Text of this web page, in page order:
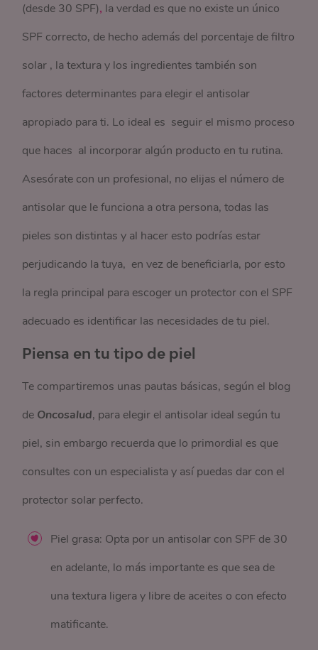
(desde 30 SPF), la verdad es que no existe un único
SPF correcto, de hecho además del porcentaje de filtro
solar , la textura y los ingredientes también son
factores determinantes para elegir el antisolar
apropiado para ti. Lo ideal es seguir el mismo proceso
que haces al incorporar algún producto en tu rutina.
Asesórate con un profesional, no elijas el número de
antisolar que le funciona a otra persona, todas las
pieles son distintas y al hacer esto podrías estar
perjudicando la tuya, en vez de beneficiarla, por esto
la regla principal para escoger un protector con el SPF
adecuado es identificar las necesidades de tu piel.
Piensa en tu tipo de piel
Te compartiremos unas pautas básicas, según el blog
de Oncosalud, para elegir el antisolar ideal según tu
piel, sin embargo recuerda que lo primordial es que
consultes con un especialista y así puedas dar con el
protector solar perfecto.
Piel grasa: Opta por un antisolar con SPF de 30
en adelante, lo más importante es que sea de
una textura ligera y libre de aceites o con efecto
matificante.